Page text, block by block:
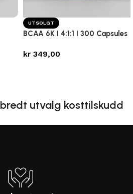
UTSOLGT
BCAA 6K I 4:1:1 I 300 Capsules
kr 349,00
utvalg kosttilskudd